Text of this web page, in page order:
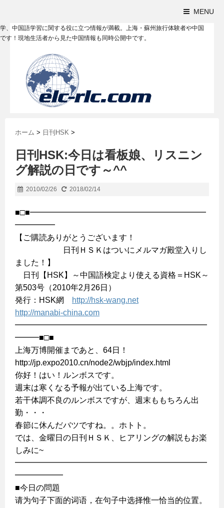
MENU
、中国語学習に関する役に立つ情報が満載。上海・蘇州旅行体験者や中国
す！現地生活者から見た中国情報も同時公開中です。
ホーム > 日刊HSK >
日刊HSK:今日は看板娘、リスニン
グ解説の日です～^^
2010/02/26 2018/02/14
■□■━━━━━━━━━━━━━━━━━━━━━━
━━━━━
【ご購読ありがとうございます！
日刊ＨＳＫはついにメルマガ殿堂入りし
ました！】
日刊【HSK】～中国語検定より使える資格＝HSK～
第503号（2010年2月26日）
発行：HSK網
http://hsk-wang.net
http://manabi-china.com
━━━━━━━━━━━━━━━━━━━━━━━━
━━━■□■
上海万博開催まであと、64日！
http://jp.expo2010.cn/node2/wbjp/index.html
你好！はい！ルンボスです。
週末は寒くなる予報が出ている上海です。
若干体調不良のルンボスですが、週末ももちろん出
勤・・・
春節に休んだバツですね。。ホトト。
では、金曜日の日刊ＨＳＫ、ヒアリングの解説もお楽
しみに~
━━━━━━━━━━━━━━━━━━━━━━━━
━━━━━━
■今日の問題
请为句子下面的词语，在句子中选择惟一恰当的位置。